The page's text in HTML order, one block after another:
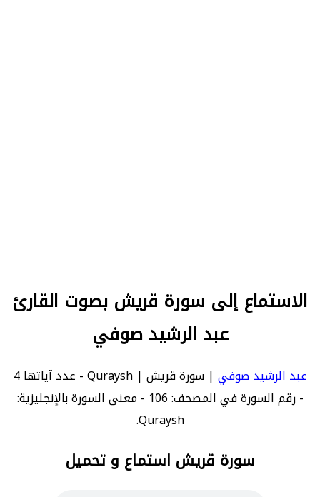
الاستماع إلى سورة قريش بصوت القارئ
عبد الرشيد صوفي
عبد الرشيد صوفي
| سورة قريش | Quraysh - عدد آياتها 4
- رقم السورة في المصحف: 106 - معنى السورة بالإنجليزية:
Quraysh.
سورة قريش استماع و تحميل